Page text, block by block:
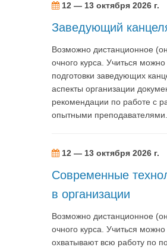
12 — 13 октября 2026 г.
Заведующий
Возможно дистанционное
очного курса. Учиться
подготовки заведующих
аспекты организации
рекомендации по работе с
опытными преподавателями.
12 — 13 октября 2026 г.
Современные
в организации
Возможно дистанционное
очного курса. Учиться
охватывают всю работу по